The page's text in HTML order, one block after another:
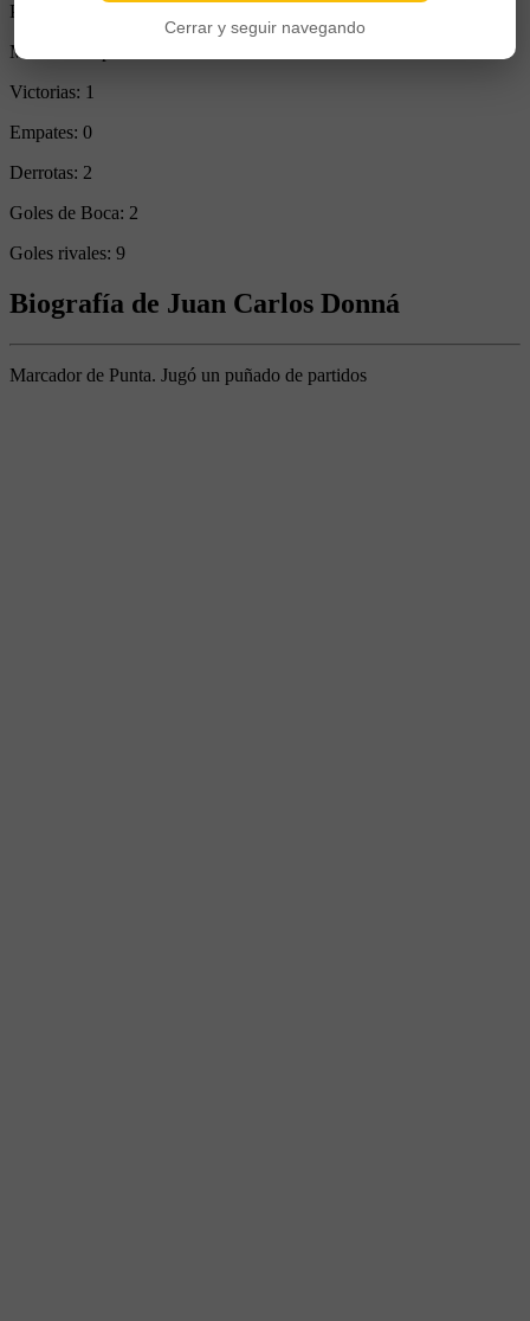
Partidos reemplazado:
Minutos Disputados:
Victorias: 1
Empates: 0
Derrotas: 2
Goles de Boca: 2
Goles rivales: 9
Biografía de Juan Carlos Donná
Marcador de Punta. Jugó un puñado de partidos
Cerrar y seguir navegando